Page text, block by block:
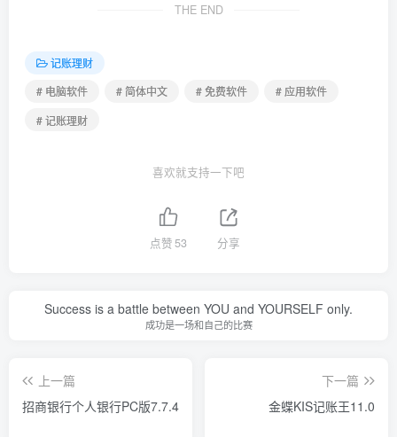
THE END
记账理财
# 电脑软件
# 简体中文 # 免费软件
# 应用软件
# 记账理财
喜欢就支持一下吧
点赞 53 分享
Success is a battle between YOU and YOURSELF only.
成功是一场和自己的比赛
上一篇
招商银行个人银行PC版7.7.4
下一篇
金蝶KIS记账王11.0